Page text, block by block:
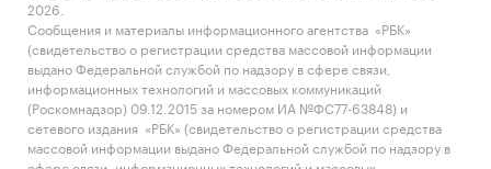
динамикой) в стратегической перспективе и в
текущей ситуации? Меняются ли позиции
региона с течением времени?
• Насколько рынок насыщен и какой у региона
потенциал роста, если сравнить его с
регионами со схожими доходами, со схожей
2026.
Сообщения и материалы информационного агентства «РБК»
(свидетельство о регистрации средства массовой информации
выдано Федеральной службой по надзору в сфере связи,
информационных технологий и массовых коммуникаций
(Роскомнадзор) 09.12.2015 за номером ИА №ФС77-63848) и
сетевого издания «РБК» (свидетельство о регистрации средства
массовой информации выдано Федеральной службой по надзору в